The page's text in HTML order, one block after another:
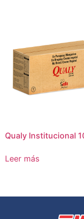
Qualy Institucional
Leer más